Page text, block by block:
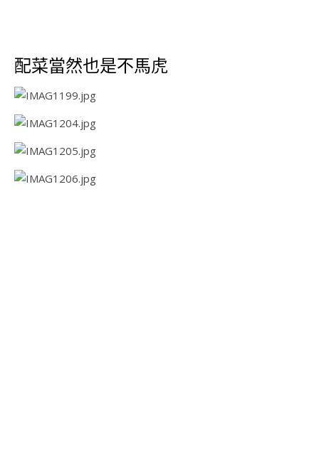
配菜當然也是不馬虎